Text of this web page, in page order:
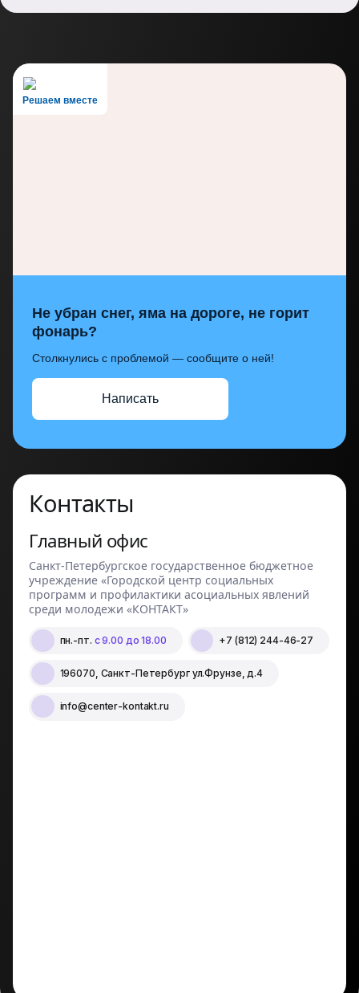
Решаем вместе
Не убран снег, яма на дороге, не горит
фонарь?
Столкнулись с проблемой — сообщите о ней!
Написать
Контакты
Главный офис
Санкт-Петербургское государственное бюджетное
учреждение «Городской центр социальных
программ и профилактики асоциальных явлений
среди молодежи «КОНТАКТ»
пн.-пт. с 9.00 до 18.00 +7 (812) 244-46-27
196070, Санкт-Петербург ул.Фрунзе, д.4
info@center-kontakt.ru